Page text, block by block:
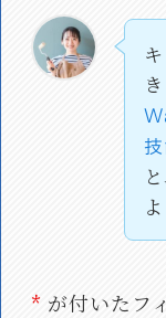
よ
* が付いたフ